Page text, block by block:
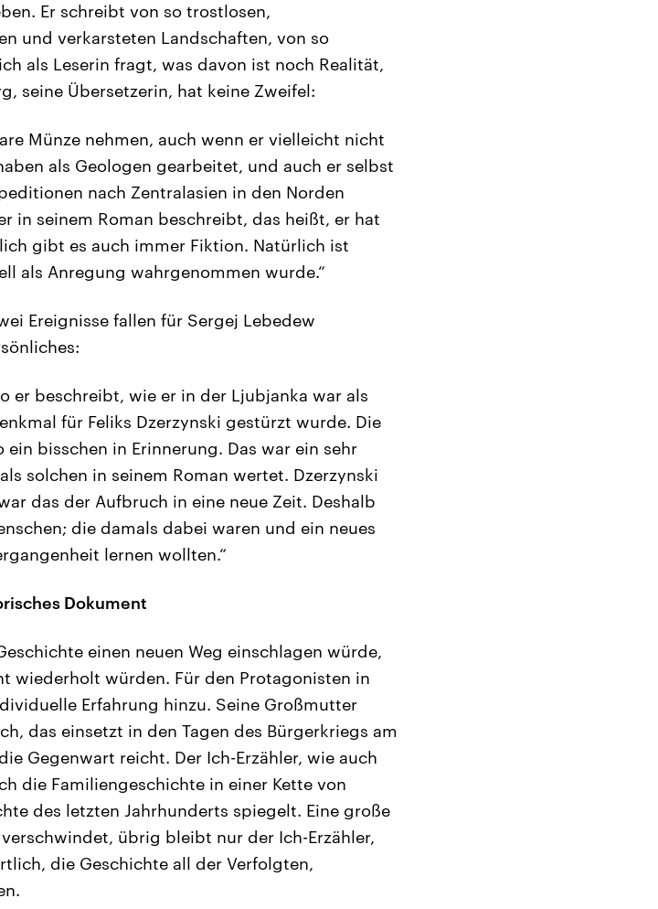
Er schreibt von so trostlosen,
und verkarsteten Landschaften, von so
als Leserin fragt, was davon ist noch Realität,
seine Übersetzerin, hat keine Zweifel:
Münze nehmen, auch wenn er vielleicht nicht
als Geologen gearbeitet, und auch er selbst
nach Zentralasien in den Norden
in seinem Roman beschreibt, das heißt, er hat
gibt es auch immer Fiktion. Natürlich ist
als Anregung wahrgenommen wurde.“
Ereignisse fallen für Sergej Lebedew
er beschreibt, wie er in der Ljubjanka war als
für Feliks Dzerzynski gestürzt wurde. Die
bisschen in Erinnerung. Das war ein sehr
solchen in seinem Roman wertet. Dzerzynski
das der Aufbruch in eine neue Zeit. Deshalb
die damals dabei waren und ein neues
lernen wollten.“
Dokument
einen neuen Weg einschlagen würde,
wiederholt würden. Für den Protagonisten in
Erfahrung hinzu. Seine Großmutter
das einsetzt in den Tagen des Bürgerkriegs am
Gegenwart reicht. Der Ich-Erzähler, wie auch
die Familiengeschichte in einer Kette von
des letzten Jahrhunderts spiegelt. Eine große
übrig bleibt nur der Ich-Erzähler,
die Geschichte all der Verfolgten,